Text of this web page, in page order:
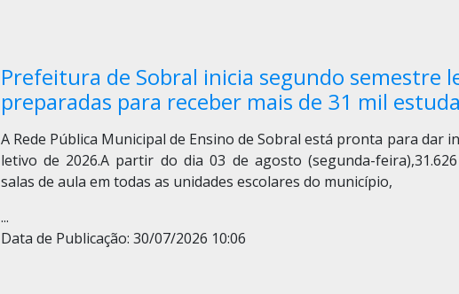
Prefeitura de Sobral inicia segundo semestre
preparadas para receber mais de 31 mil
A Rede Pública Municipal de Ensino de Sobral está pronta para dar
letivo de 2026.A partir do dia 03 de agosto (segunda-feira),
salas de aula em todas as unidades escolares do município,
...
Data de Publicação: 30/07/2026 10:06